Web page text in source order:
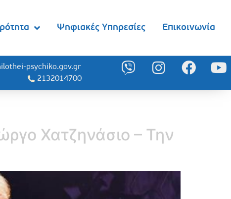
Ψηφιακές Υπηρεσίες Επικοινωνία
psychiko.gov.gr
2132014700
Χατζηνάσιο – Την